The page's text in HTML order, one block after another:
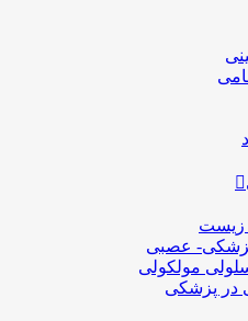
زیست
پزشکی- عصبی
مولکولی
پزشکی